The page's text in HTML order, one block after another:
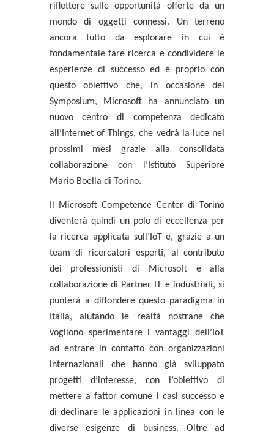
riflettere sulle opportunità offerte da un
mondo di oggetti connessi. Un terreno
ancora tutto da esplorare in cui è
fondamentale fare ricerca e condividere le
esperienze di successo ed è proprio con
questo obiettivo che, in occasione del
Symposium, Microsoft ha annunciato un
nuovo centro di competenza dedicato
all’Internet of Things, che vedrà la luce nei
prossimi mesi grazie alla consolidata
collaborazione con l’ Istituto Superiore
Mario Boella di Torino.
Il Microsoft Competence Center di Torino
diventerà quindi un polo di eccellenza per
la ricerca applicata sull’IoTe, grazie a un
team di ricercatori esperti, al contributo
dei professionisti di Microsoft e alla
collaborazione di Partner IT e industriali, si
punterà a diffondere questo paradigma in
Italia, aiutando le realtà nostrane che
vogliono sperimentare i vantaggi dell’IoT
ad entrare in contatto con organizzazioni
internazionali che hanno già sviluppato
progetti d’interesse, con l’obiettivo di
mettere a fattor comune i casi successo e
di declinare le applicazioni in linea con le
diverse esigenze di business. Oltre ad